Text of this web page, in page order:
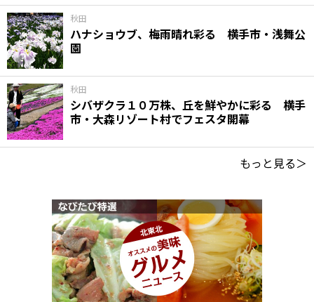
秋田
ハナショウブ、梅雨晴れ彩る 横手市・浅舞公
園
秋田
シバザクラ１０万株、丘を鮮やかに彩る 横手
市・大森リゾート村でフェスタ開幕
もっと見る＞